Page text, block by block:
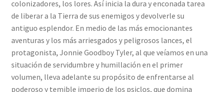
colonizadores, los lores. Así inicia la dura y enconada tarea
de liberar a la Tierra de sus enemigos y devolverle su
antiguo esplendor. En medio de las más emocionantes
aventuras y los más arriesgados y peligrosos lances, el
protagonista, Jonnie Goodboy Tyler, al que veíamos en una
situación de servidumbre y humillación en el primer
volumen, lleva adelante su propósito de enfrentarse al
poderoso y temible imperio de los psiclos, que domina